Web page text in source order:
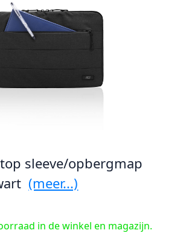
sleeve/opbergmap
(meer...)
in de winkel en magazijn.